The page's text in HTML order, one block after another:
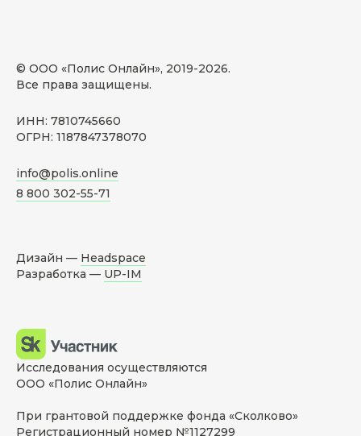
© ООО «Полис Онлайн», 2019-2026.
Все права защищены.
ИНН: 7810745660
ОГРН: 1187847378070
info@polis.online
8 800 302-55-71
Дизайн — Headspace
Разработка — UP-IM
Исследования осуществляются
ООО «Полис Онлайн»
При грантовой поддержке фонда «Сколково»
Регистрационный номер №1127299